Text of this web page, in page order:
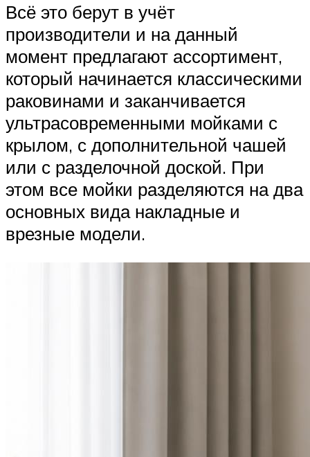
Всё это берут в учёт
производители и на данный
момент предлагают ассортимент,
который начинается классическими
раковинами и заканчивается
ультрасовременными мойками с
крылом, с дополнительной чашей
или с разделочной доской. При
этом все мойки разделяются на два
основных вида накладные и
врезные модели.